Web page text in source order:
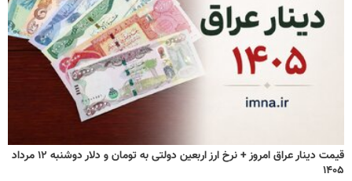
قیمت دینار عراق امروز + نرخ ارز اربعین دولتی به تومان و دلار دوشنبه ۱۲ مرداد
۱۴۰۵